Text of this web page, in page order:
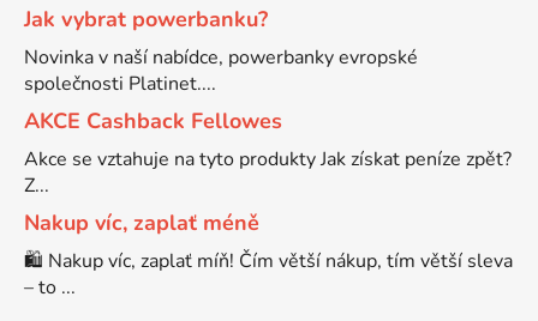
Jak vybrat powerbanku?
Novinka v naší nabídce, powerbanky evropské
společnosti Platinet....
AKCE Cashback Fellowes
Akce se vztahuje na tyto produkty Jak získat peníze zpět?
Z...
Nakup víc, zaplať méně
🛍️ Nakup víc, zaplať míň! Čím větší nákup, tím větší sleva
– to ...